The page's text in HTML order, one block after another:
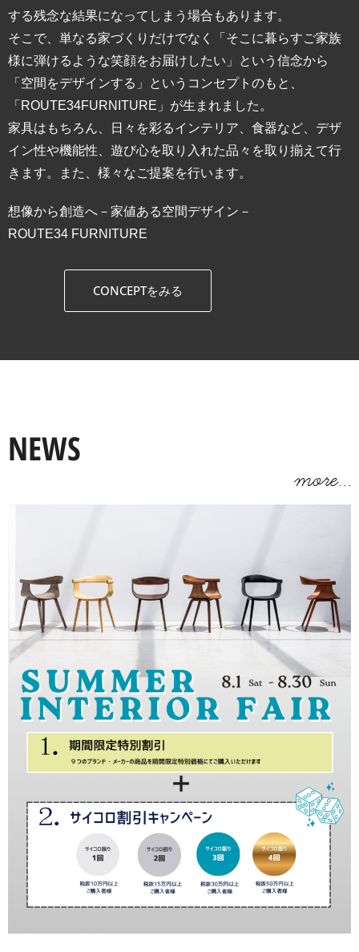
する残念な結果になってしまう場合もあります。
そこで、単なる家づくりだけでなく「そこに暮らすご家族
様に弾けるような笑顔をお届けしたい」という信念から
「空間をデザインする」というコンセプトのもと、
「ROUTE34FURNITURE」が生まれました。
家具はもちろん、日々を彩るインテリア、食器など、デザ
イン性や機能性、遊び心を取り入れた品々を取り揃えて行
きます。また、様々なご提案を行います。
想像から創造へ－家値ある空間デザイン－
ROUTE34 FURNITURE
CONCEPTをみる
NEWS
more...